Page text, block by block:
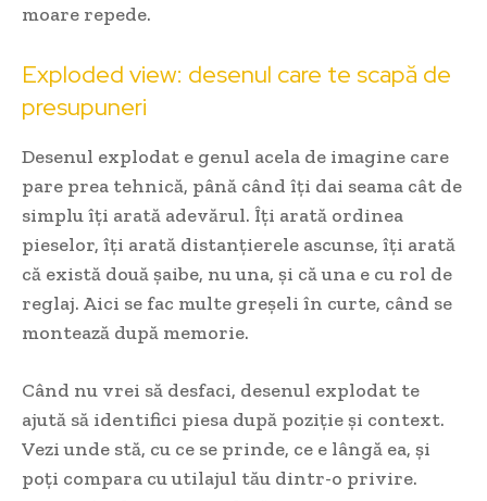
moare repede.
Exploded view: desenul care te scapă de
presupuneri
Desenul explodat e genul acela de imagine care
pare prea tehnică, până când îți dai seama cât de
simplu îți arată adevărul. Îți arată ordinea
pieselor, îți arată distanțierele ascunse, îți arată
că există două șaibe, nu una, și că una e cu rol de
reglaj. Aici se fac multe greșeli în curte, când se
montează după memorie.
Când nu vrei să desfaci, desenul explodat te
ajută să identifici piesa după poziție și context.
Vezi unde stă, cu ce se prinde, ce e lângă ea, și
poți compara cu utilajul tău dintr-o privire.